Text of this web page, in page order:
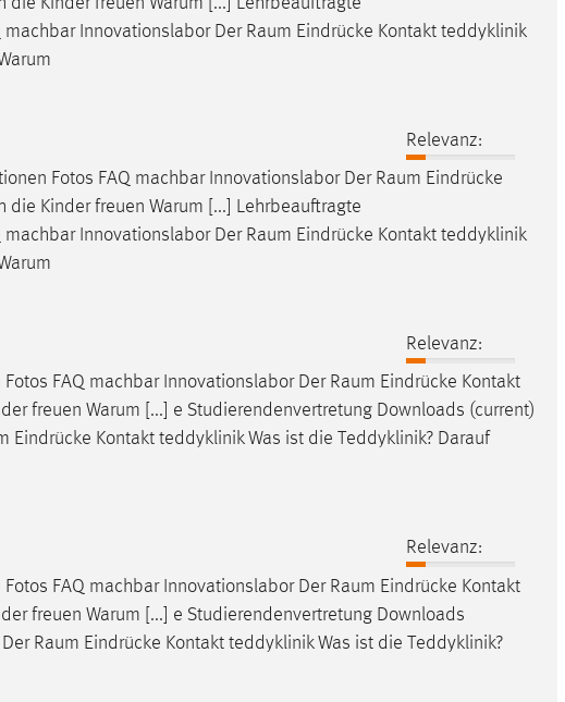
Innovationslabor Der Raum Eindrücke Kontakt teddyklinik
Relevanz:
Fotos FAQ machbar Innovationslabor Der Raum Eindrücke
Kinder freuen Warum [...] Lehrbeauftragte
Innovationslabor Der Raum Eindrücke Kontakt teddyklinik
Relevanz:
FAQ machbar Innovationslabor Der Raum Eindrücke Kontakt
freuen Warum [...] e Studierendenvertretung Downloads (current)
Eindrücke Kontakt teddyklinik Was ist die Teddyklinik? Darauf
Relevanz:
FAQ machbar Innovationslabor Der Raum Eindrücke Kontakt
freuen Warum [...] e Studierendenvertretung Downloads
Raum Eindrücke Kontakt teddyklinik Was ist die Teddyklinik?